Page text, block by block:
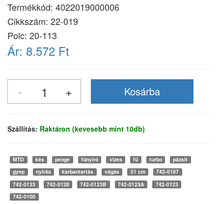
Termékkód: 4022019000006
Cikkszám: 22-019
Polc: 20-113
Ár: 8.572 Ft
Szállítás: Raktáron (kevesebb mint 10db)
MTD kés penge fűnyíró vizes fű turbo
pázsit
gyep
nyírás karbantartás vágás 51 cm
742-0187
742-0133
742-0128 742-0123B 742-0123A
742-0123
742-0100